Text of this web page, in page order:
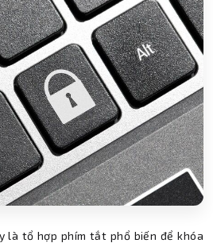
là tổ hợp phím tắt phổ biến để khóa